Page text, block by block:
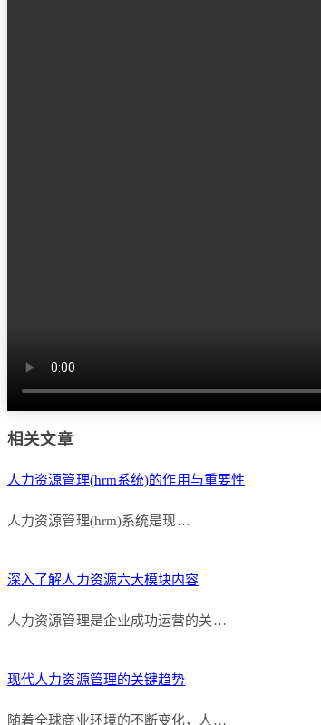
相关文章
人力资源管理(hrm系统)的作用与重要性
人力资源管理(hrm)系统是现…
深入了解人力资源六大模块内容
人力资源管理是企业成功运营的关…
现代人力资源管理的关键趋势
随着全球商业环境的不断变化，人…